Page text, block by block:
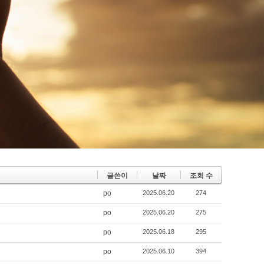
글쓴이 날짜 조회 수
po 2025.06.20 274
po 2025.06.20 275
po 2025.06.18 295
po 2025.06.10 394